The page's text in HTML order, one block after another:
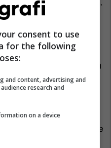
kaq e pabesueshme.
të ulur në
natës”, shkruan
por ka dhe alternativa
i rritjes së çmimeve
jetë i dukshëm,
të butë krahasuar me
consent to use
for the following
and content, advertising and
research and
on a device